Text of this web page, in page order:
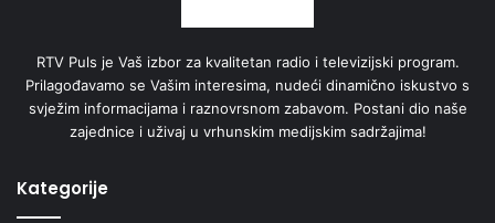
RTV Puls je Vaš izbor za kvalitetan radio i televizijski program.
Prilagođavamo se Vašim interesima, nudeći dinamično iskustvo s
svježim informacijama i raznovrsnom zabavom. Postani dio naše
zajednice i uživaj u vrhunskim medijskim sadržajima!
Kategorije